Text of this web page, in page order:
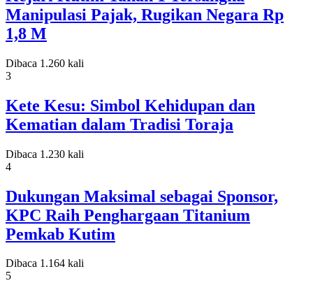
Manipulasi Pajak, Rugikan Negara Rp
1,8 M
Dibaca 1.260 kali
3
Kete Kesu: Simbol Kehidupan dan
Kematian dalam Tradisi Toraja
Dibaca 1.230 kali
4
Dukungan Maksimal sebagai Sponsor,
KPC Raih Penghargaan Titanium
Pemkab Kutim
Dibaca 1.164 kali
5